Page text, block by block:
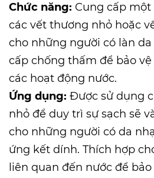
Chức năng: Cung cấp một
các vết thương nhỏ hoặc
cho những người có làn
cấp chống thấm để bảo
các hoạt động nước.
Ứng dụng: Được sử dụng
nhỏ để duy trì sự sạch sẽ
cho những người có da
ứng kết dính. Thích hợp
liên quan đến nước để